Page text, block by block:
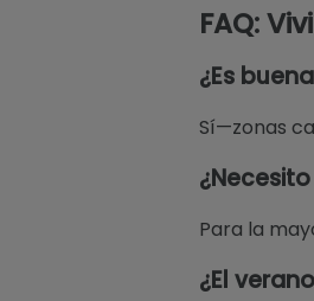
FAQ:
¿Es
Sí—zonas
Para la
¿El